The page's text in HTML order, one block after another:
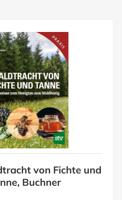
von Fichte und
Buchner